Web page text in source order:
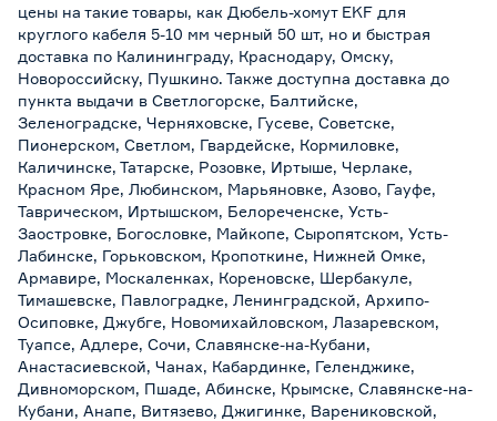
цены на такие товары, как Дюбель-хомут EKF для
круглого кабеля 5-10 мм черный 50 шт, но и быстрая
доставка по Калининграду, Краснодару, Омску,
Новороссийску, Пушкино. Также доступна доставка до
пункта выдачи в Светлогорске, Балтийске,
Зеленоградске, Черняховске, Гусеве, Советске,
Пионерском, Светлом, Гвардейске, Кормиловке,
Каличинске, Татарске, Розовке, Иртыше, Черлаке,
Красном Яре, Любинском, Марьяновке, Азово, Гауфе,
Таврическом, Иртышском, Белореченске, Усть-
Заостровке, Богословке, Майкопе, Сыропятском, Усть-
Лабинске, Горьковском, Кропоткине, Нижней Омке,
Армавире, Москаленках, Кореновске, Шербакуле,
Тимашевске, Павлоградке, Ленинградской, Архипо-
Осиповке, Джубге, Новомихайловском, Лазаревском,
Туапсе, Адлере, Сочи, Славянске-на-Кубани,
Анастасиевской, Чанах, Кабардинке, Геленджике,
Дивноморском, Пшаде, Абинске, Крымске, Славянске-на-
Кубани, Анапе, Витязево, Джигинке, Варениковской,